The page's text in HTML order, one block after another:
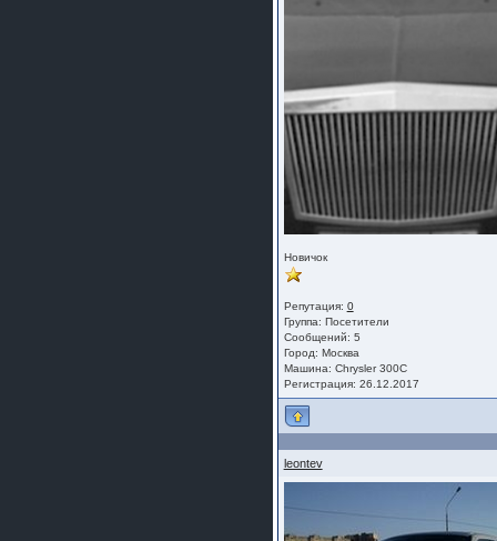
Новичок
Репутация: 0
Группа: Посетители
Сообщений: 5
Город: Москва
Машина: Chrysler 300C
Регистрация: 26.12.2017
leontev